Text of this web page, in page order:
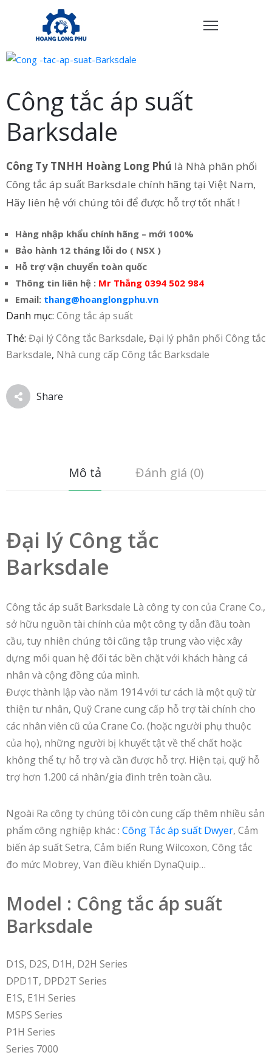
Công tắc áp suất
Barksdale
Công Ty TNHH Hoàng Long Phú là Nhà phân phối
Công tắc áp suất Barksdale chính hãng tại Việt Nam,
Hãy liên hệ với chúng tôi để được hỗ trợ tốt nhất !
Hàng nhập khẩu chính hãng – mới 100%
Bảo hành 12 tháng lỗi do ( NSX )
Hỗ trợ vận chuyển toàn quốc
Thông tin liên hệ : Mr Thắng 0394 502 984
Email: thang@hoanglongphu.vn
Danh mục: Công tắc áp suất
Thẻ: Đại lý Công tắc Barksdale, Đại lý phân phối Công tắc
Barksdale, Nhà cung cấp Công tắc Barksdale
Share
Mô tả Đánh giá (0)
Đại lý Công tắc
Barksdale
Công tắc áp suất Barksdale Là công ty con của Crane Co.,
sở hữu nguồn tài chính của một công ty dẫn đầu toàn
cầu, tuy nhiên chúng tôi cũng tập trung vào việc xây
dựng mối quan hệ đối tác bền chặt với khách hàng cá
nhân và cộng đồng của mình.
Được thành lập vào năm 1914 với tư cách là một quỹ từ
thiện tư nhân, Quỹ Crane cung cấp hỗ trợ tài chính cho
các nhân viên cũ của Crane Co. (hoặc người phụ thuộc
của họ), những người bị khuyết tật về thể chất hoặc
không thể tự hỗ trợ và cần được hỗ trợ. Hiện tại, quỹ hỗ
trợ hơn 1.200 cá nhân/gia đình trên toàn cầu.
Ngoài Ra công ty chúng tôi còn cung cấp thêm nhiều sản
phẩm công nghiệp khác : Công Tắc áp suất Dwyer, Cảm
biến áp suất Setra, Cảm biến Rung Wilcoxon, Công tắc
đo mức Mobrey, Van điều khiển DynaQuip…
Model : Công tắc áp suất
Barksdale
D1S, D2S, D1H, D2H Series
DPD1T, DPD2T Series
E1S, E1H Series
MSPS Series
P1H Series
Series 7000